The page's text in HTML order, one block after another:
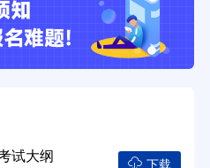
试大纲 下载